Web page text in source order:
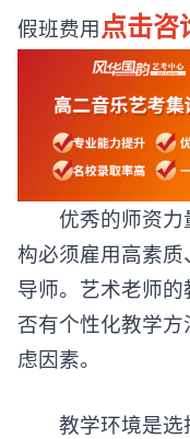
假班费用点击咨
优秀的师资力
构必须雇用高素
导师。艺术老师
否有个性化教学
虑因素。
教学环境是选